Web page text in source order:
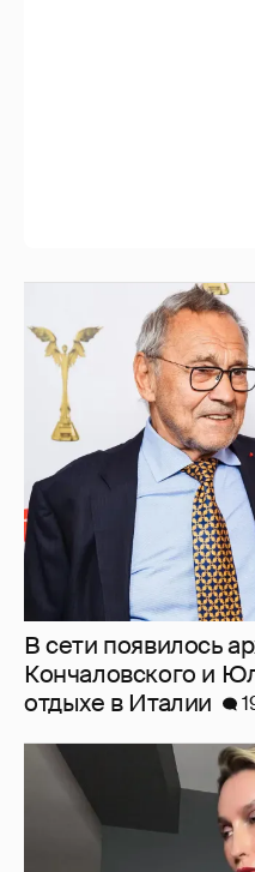
В сети появилось
Кончаловского и
отдыхе в Италии
19
"Люблю своё тело".
Максимова